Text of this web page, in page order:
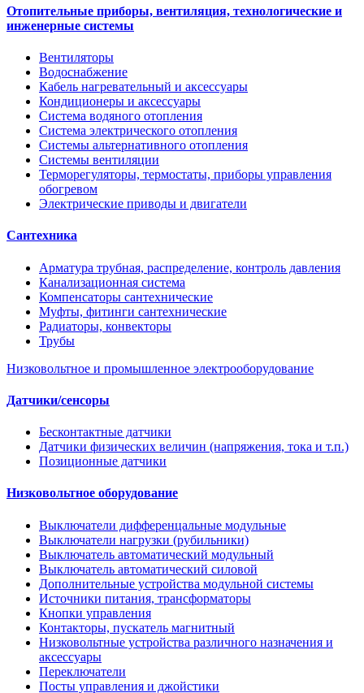
Отопительные приборы, вентиляция, технологические и
инженерные системы
Вентиляторы
Водоснабжение
Кабель нагревательный и аксессуары
Кондиционеры и аксессуары
Система водяного отопления
Система электрического отопления
Системы альтернативного отопления
Системы вентиляции
Терморегуляторы, термостаты, приборы управления
обогревом
Электрические приводы и двигатели
Сантехника
Арматура трубная, распределение, контроль давления
Канализационная система
Компенсаторы сантехнические
Муфты, фитинги сантехнические
Радиаторы, конвекторы
Трубы
Низковольтное и промышленное электрооборудование
Датчики/сенсоры
Бесконтактные датчики
Датчики физических величин (напряжения, тока и т.п.)
Позиционные датчики
Низковольтное оборудование
Выключатели дифференцальные модульные
Выключатели нагрузки (рубильники)
Выключатель автоматический модульный
Выключатель автоматический силовой
Дополнительные устройства модульной системы
Источники питания, трансформаторы
Кнопки управления
Контакторы, пускатель магнитный
Низковольтные устройства различного назначения и
аксессуары
Переключатели
Посты управления и джойстики